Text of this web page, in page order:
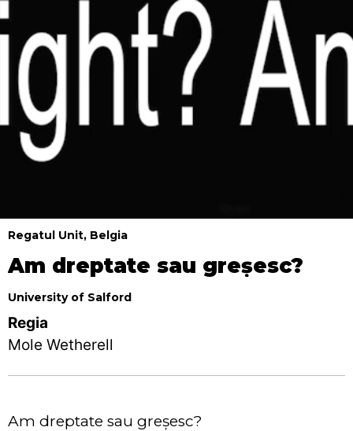
Regatul Unit, Belgia
Am dreptate sau greșesc?
University of Salford
Regia
Mole Wetherell
Am dreptate sau greșesc?